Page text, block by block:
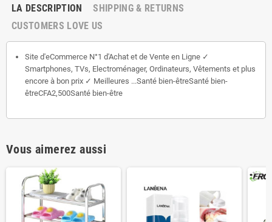
LA DESCRIPTION
SHIPPING & RETURNS
CUSTOMERS LOVE US
Site d'eCommerce N°1 d'Achat et de Vente en Ligne ✓
Smartphones, TVs, Electroménager, Ordinateurs, Vêtements et plus
encore à bon prix ✓ Meilleures ...Santé bien-êtreSanté bien-
êtreCFA2,500Santé bien-être
Vous aimerez aussi